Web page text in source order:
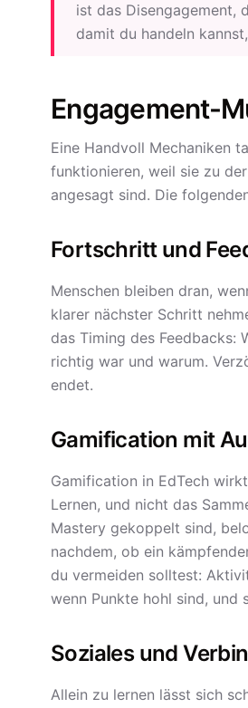
ist das Disengagement,
damit du handeln
Engagement-
Eine Handvoll Mechaniken
funktionieren, weil sie zu
angesagt sind. Die
Fortschritt und
Menschen bleiben dran,
klarer nächster Schritt
das Timing des Feedbacks:
richtig war und warum.
endet.
Gamification mit
Gamification in EdTech
Lernen, und nicht das
Mastery gekoppelt sind,
nachdem, ob ein
du vermeiden solltest:
wenn Punkte hohl sind, und
Soziales und
Allein zu lernen lässt sich